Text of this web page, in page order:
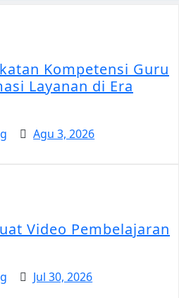
Kompetensi Guru
Layanan di Era
Agu 3, 2026
Video Pembelajaran
Jul 30, 2026